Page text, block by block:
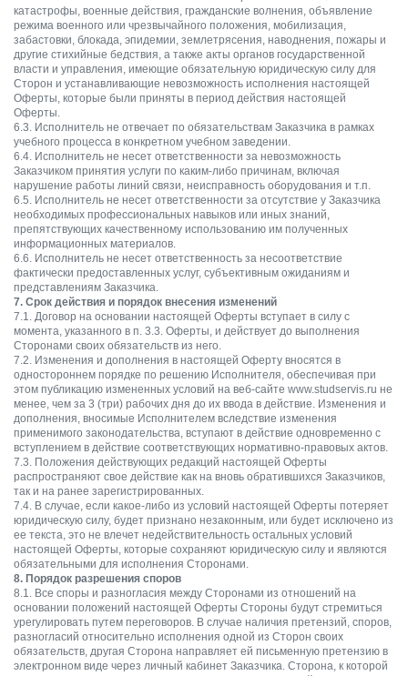
катастрофы, военные действия, гражданские волнения, объявление
режима военного или чрезвычайного положения, мобилизация,
забастовки, блокада, эпидемии, землетрясения, наводнения, пожары и
другие стихийные бедствия, а также акты органов государственной
власти и управления, имеющие обязательную юридическую силу для
Сторон и устанавливающие невозможность исполнения настоящей
Оферты, которые были приняты в период действия настоящей
Оферты.
6.3. Исполнитель не отвечает по обязательствам Заказчика в рамках
учебного процесса в конкретном учебном заведении.
6.4. Исполнитель не несет ответственности за невозможность
Заказчиком принятия услуги по каким-либо причинам, включая
нарушение работы линий связи, неисправность оборудования и т.п.
6.5. Исполнитель не несет ответственности за отсутствие у Заказчика
необходимых профессиональных навыков или иных знаний,
препятствующих качественному использованию им полученных
информационных материалов.
6.6. Исполнитель не несет ответственность за несоответствие
фактически предоставленных услуг, субъективным ожиданиям и
представлениям Заказчика.
7. Срок действия и порядок внесения изменений
7.1. Договор на основании настоящей Оферты вступает в силу с
момента, указанного в п. 3.3. Оферты, и действует до выполнения
Сторонами своих обязательств из него.
7.2. Изменения и дополнения в настоящей Оферту вносятся в
одностороннем порядке по решению Исполнителя, обеспечивая при
этом публикацию измененных условий на веб-сайте www.studservis.ru не
менее, чем за 3 (три) рабочих дня до их ввода в действие. Изменения и
дополнения, вносимые Исполнителем вследствие изменения
применимого законодательства, вступают в действие одновременно с
вступлением в действие соответствующих нормативно-правовых актов.
7.3. Положения действующих редакций настоящей Оферты
распространяют свое действие как на вновь обратившихся Заказчиков,
так и на ранее зарегистрированных.
7.4. В случае, если какое-либо из условий настоящей Оферты потеряет
юридическую силу, будет признано незаконным, или будет исключено из
ее текста, это не влечет недействительность остальных условий
настоящей Оферты, которые сохраняют юридическую силу и являются
обязательными для исполнения Сторонами.
8. Порядок разрешения споров
8.1. Все споры и разногласия между Сторонами из отношений на
основании положений настоящей Оферты Стороны будут стремиться
урегулировать путем переговоров. В случае наличия претензий, споров,
разногласий относительно исполнения одной из Сторон своих
обязательств, другая Сторона направляет ей письменную претензию в
электронном виде через личный кабинет Заказчика. Сторона, к которой